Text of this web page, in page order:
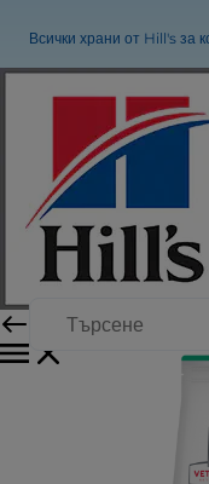
Всички храни от Hill's за
Hill's Vet Essentials Multi-
пилешко